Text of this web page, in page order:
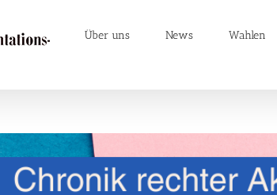
Über uns News Wahlen